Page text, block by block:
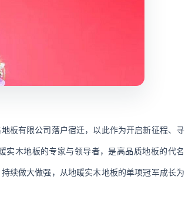
板有限公司落户宿迁，以此作为开启新征程、寻
实木地板的专家与领导者，是高品质地板的代名
续做大做强，从地暖实木地板的单项冠军成长为